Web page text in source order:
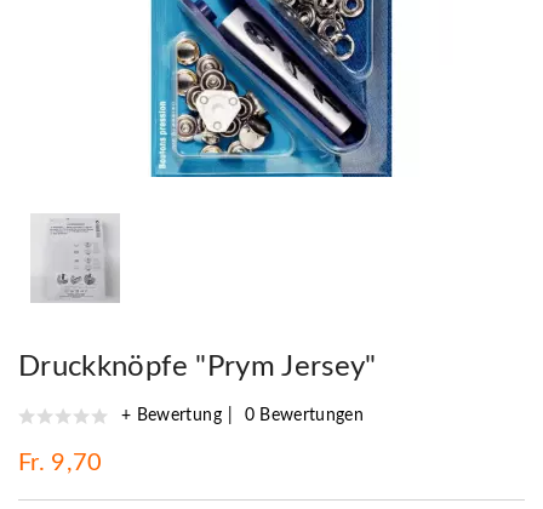
Druckknöpfe "Prym Jersey"
+ Bewertung 0 Bewertungen
Fr. 9,70